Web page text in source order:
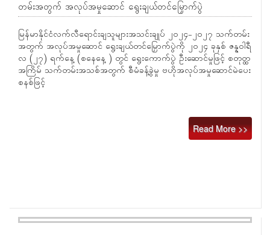
တမ်းအတွက် အလုပ်အမှုဆောင် ရွေးချယ်တင်မြှောက်ပွဲ
မြန်မာနိုင်ငံလက်လီရောင်းချသူများအသင်းချုပ် ၂၀၂၄-၂၀၂၇ သက်တမ်း
အတွက် အလုပ်အမှုဆောင် ရွေးချယ်တင်မြှောက်ပွဲကို ၂၀၂၄ ခုနှစ် ဇန္နဝါရီ
လ (၂၇) ရက်နေ့ (စနေနေ့ ) တွင် ရွေးကောက်ပွဲ ဦးဆောင်မှုဖြင့် စတုတ္ထ
အကြိမ် သက်တမ်းအသစ်အတွက် စီမံခန့်ခွဲမှု ဗဟိုအလုပ်အမှုဆောင်မဲပေး
စနစ်ဖြင့်
Read More >>